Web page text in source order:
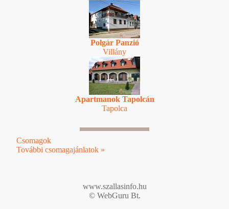
Polgár Panzió
Villány
Apartmanok Tapolcán
Tapolca
Csomagok
További csomagajánlatok »
www.szallasinfo.hu
© WebGuru Bt.